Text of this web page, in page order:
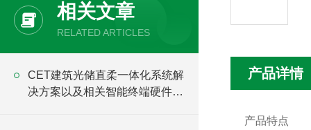
相关文章
RELATED ARTICLES
CET建筑光储直柔一体化系统解
决方案以及相关智能终端硬件产
产品详情
产品特点